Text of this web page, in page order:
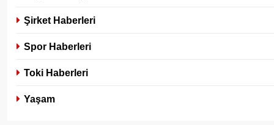
Şirket Haberleri
Spor Haberleri
Toki Haberleri
Yaşam